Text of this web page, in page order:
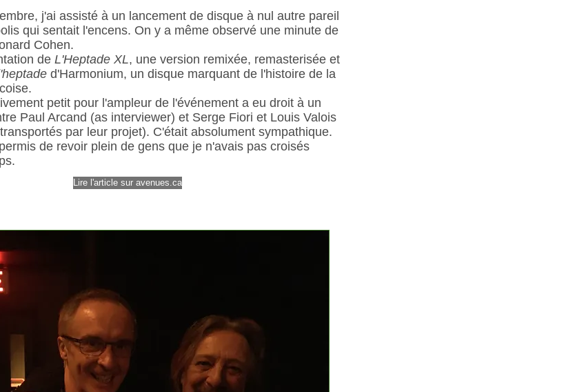
j'ai assisté à un lancement de disque à nul autre pareil
qui sentait l'encens. On y a même observé une minute de
Cohen.
de L'Heptade XL, une version remixée, remasterisée et
d'Harmonium, un disque marquant de l'histoire de la
petit pour l'ampleur de l'événement a eu droit à un
Paul Arcand (as interviewer) et Serge Fiori et Louis Valois
par leur projet). C'était absolument sympathique.
de revoir plein de gens que je n'avais pas croisés
Lire l'article sur avenues.ca